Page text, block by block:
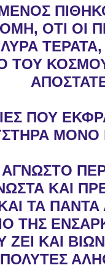
ΟΤΙ ΟΙ
ΤΟΥ
ΠΟΥ
ΚΑΙ
ΤΑ
ΤΗΣ
ΚΑΙ